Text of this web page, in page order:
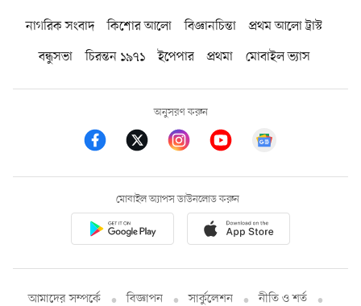
নাগরিক সংবাদ কিশোর আলো বিজ্ঞানচিন্তা
প্রথম আলো ট্রাস্ট
বন্ধুসভা
চিরন্তন ১৯৭১ ইপেপার প্রথমা মোবাইল ভ্যাস
অনুসরণ করুন
মোবাইল অ্যাপস ডাউনলোড করুন
আমাদের সম্পর্কে বিজ্ঞাপন সার্কুলেশন নীতি ও শর্ত